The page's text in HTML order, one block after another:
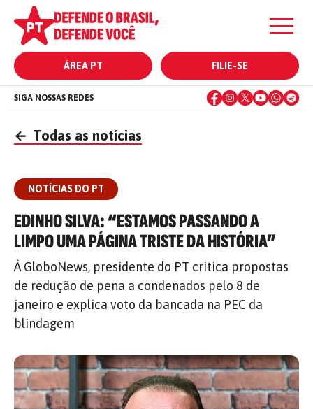
ÁREA PT FILIE-SE
SIGA NOSSAS REDES
← Todas as notícias
NOTÍCIAS DO PT
EDINHO SILVA: “ESTAMOS PASSANDO A
LIMPO UMA PÁGINA TRISTE DA HISTÓRIA”
À GloboNews, presidente do PT critica propostas
de redução de pena a condenados pelo 8 de
janeiro e explica voto da bancada na PEC da
blindagem